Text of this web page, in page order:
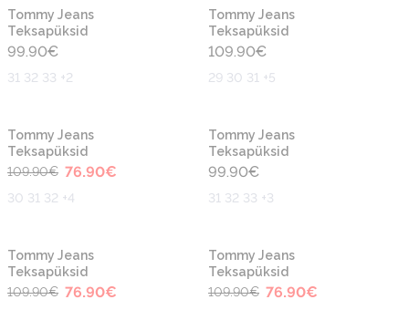
Tommy Jeans
Teksapüksid
99.90€
31 32 33 +2
Tommy Jeans
Teksapüksid
109.90€
29 30 31 +5
Tommy Jeans
Teksapüksid
109.90€ 76.90€
30 31 32 +4
Tommy Jeans
Teksapüksid
99.90€
31 32 33 +3
Tommy Jeans
Teksapüksid
109.90€ 76.90€
Tommy Jeans
Teksapüksid
109.90€ 76.90€